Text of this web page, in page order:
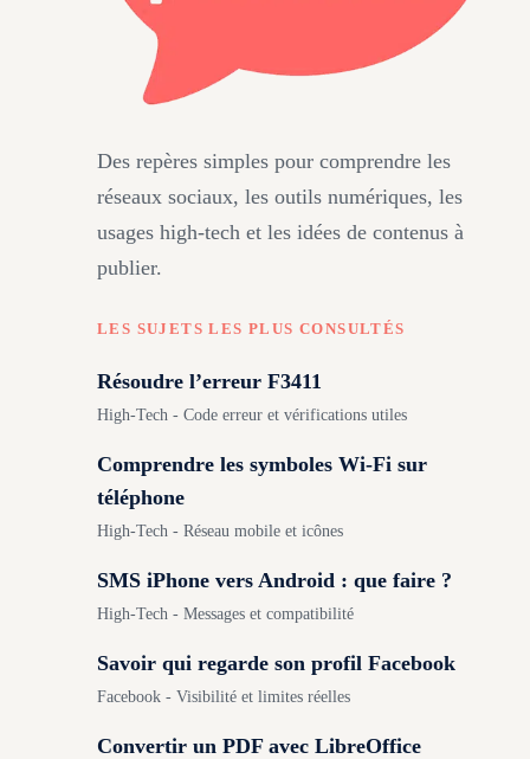
Des repères simples pour comprendre les
réseaux sociaux, les outils numériques, les
usages high-tech et les idées de contenus à
publier.
LES SUJETS LES PLUS CONSULTÉS
Résoudre l’erreur F3411
High-Tech - Code erreur et vérifications utiles
Comprendre les symboles Wi-Fi sur
téléphone
High-Tech - Réseau mobile et icônes
SMS iPhone vers Android : que faire ?
High-Tech - Messages et compatibilité
Savoir qui regarde son profil Facebook
Facebook - Visibilité et limites réelles
Convertir un PDF avec LibreOffice